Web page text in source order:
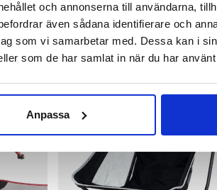
och annonserna till användarna,
även sådana identifierare och
som vi samarbetar med. Dessa kan i
som de har samlat in när du har
Anpassa